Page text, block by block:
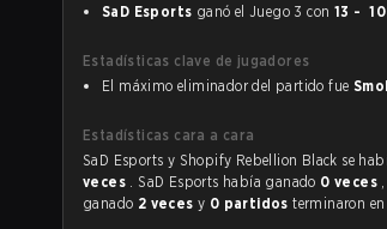
SaD Esports
ganó el Juego 3 con 13 - 10
Estadísticas clave de jugadores
El máximo eliminador del partido fue
Estadísticas cara a cara
veces . SaD Esports había ganado 0 veces
ganado 2 veces y 0 partidosterminaron